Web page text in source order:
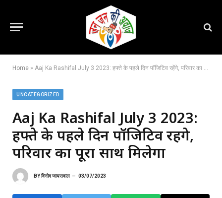
Home » Aaj Ka Rashifal July 3 2023: हफ्ते के पहले दिन पॉजिटिव रहेंगे, परिवार का पूरा साथ मिलेगा
UNCATEGORIZED
Aaj Ka Rashifal July 3 2023:
हफ्ते के पहले दिन पॉजिटिव रहेंगे,
परिवार का पूरा साथ मिलेगा
BYविनोद जायसवाल 03/07/2023